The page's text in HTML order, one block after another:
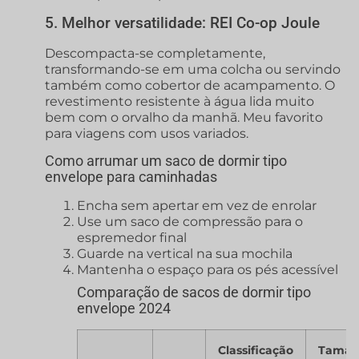
5. Melhor versatilidade: REI Co-op Joule
Descompacta-se completamente,
transformando-se em uma colcha ou servindo
também como cobertor de acampamento. O
revestimento resistente à água lida muito
bem com o orvalho da manhã. Meu favorito
para viagens com usos variados.
Como arrumar um saco de dormir tipo
envelope para caminhadas
Encha sem apertar em vez de enrolar
Use um saco de compressão para o
espremedor final
Guarde na vertical na sua mochila
Mantenha o espaço para os pés acessível
Comparação de sacos de dormir tipo
envelope 2024
Classificação